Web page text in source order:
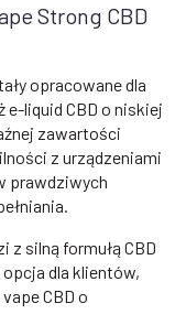
Strong CBD
opracowane dla
liquid CBD o niskiej
zawartości
z urządzeniami
prawdziwych
z silną formułą CBD
dla klientów,
CBD o